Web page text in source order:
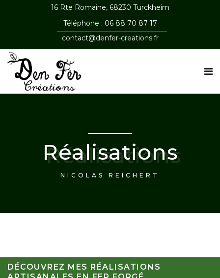
16 Rte Romaine, 68230 Turckheim
Téléphone : 06 88 70 87 17
contact@denfer-creations.fr
Réalisations
NICOLAS REICHERT
DÉCOUVREZ MES RÉALISATIONS